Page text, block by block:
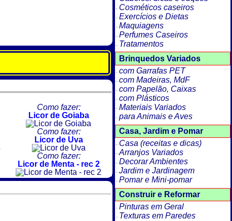
Como fazer:
Licor de Goiaba
Como fazer:
Licor de Uva
Como fazer:
Licor de Menta - rec 2
Cosméticos caseiros
Exercícios e Dietas
Maquiagens
Perfumes Caseiros
Tratamentos
Brinquedos Variados
com Garrafas PET
com Madeiras, MdF
com Papelão, Caixas
com Plásticos
Materiais Variados
para Animais e Aves
Casa, Jardim e Pomar
Casa (receitas e dicas)
Arranjos Variados
Decorar Ambientes
Jardim e Jardinagem
Pomar e Mini-pomar
Construir e Reformar
Pinturas em Geral
Texturas em Paredes